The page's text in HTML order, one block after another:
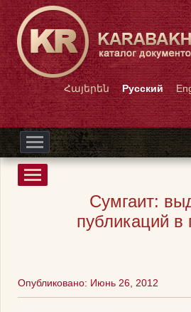
Հայերեն Русский
Сумгаит:
публикаций в
Опубликовано: Июнь 26, 2012